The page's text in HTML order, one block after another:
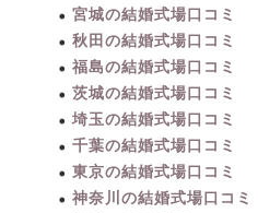
宮城の結婚式場口コミ
秋田の結婚式場口コミ
福島の結婚式場口コミ
茨城の結婚式場口コミ
埼玉の結婚式場口コミ
千葉の結婚式場口コミ
東京の結婚式場口コミ
神奈川の結婚式場口コミ